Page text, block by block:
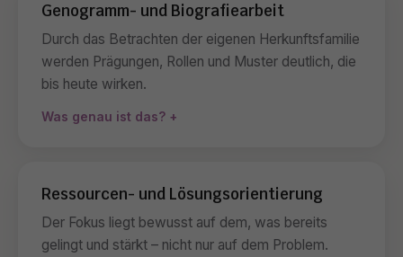
Genogramm- und Biografiearbeit
Durch das Betrachten der eigenen Herkunftsfamilie
werden Prägungen, Rollen und Muster deutlich, die
bis heute wirken.
Was genau ist das?
Ressourcen- und Lösungsorientierung
Der Fokus liegt bewusst auf dem, was bereits
gelingt und stärkt – nicht nur auf dem Problem.